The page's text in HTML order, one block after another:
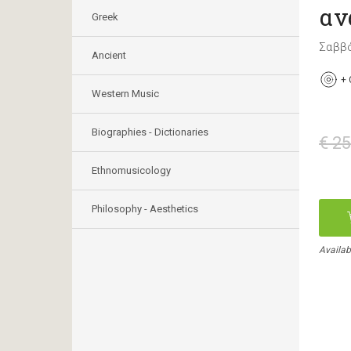
Greek
Ancient
Western Music
Biographies - Dictionaries
Ethnomusicology
Philosophy - Aesthetics
+
€